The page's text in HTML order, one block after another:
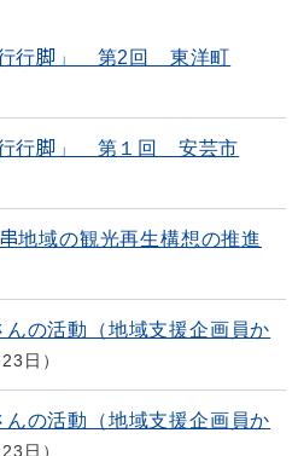
行行脚」 第2回 東洋町
行行脚」 第１回 安芸市
地域の観光再生構想の推進
の活動（地域支援企画員か
日
の活動（地域支援企画員か
日